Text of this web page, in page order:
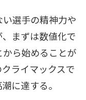
選手の精神力や
まずは数値化で
ら始めることが
ライマックスで
に達する。